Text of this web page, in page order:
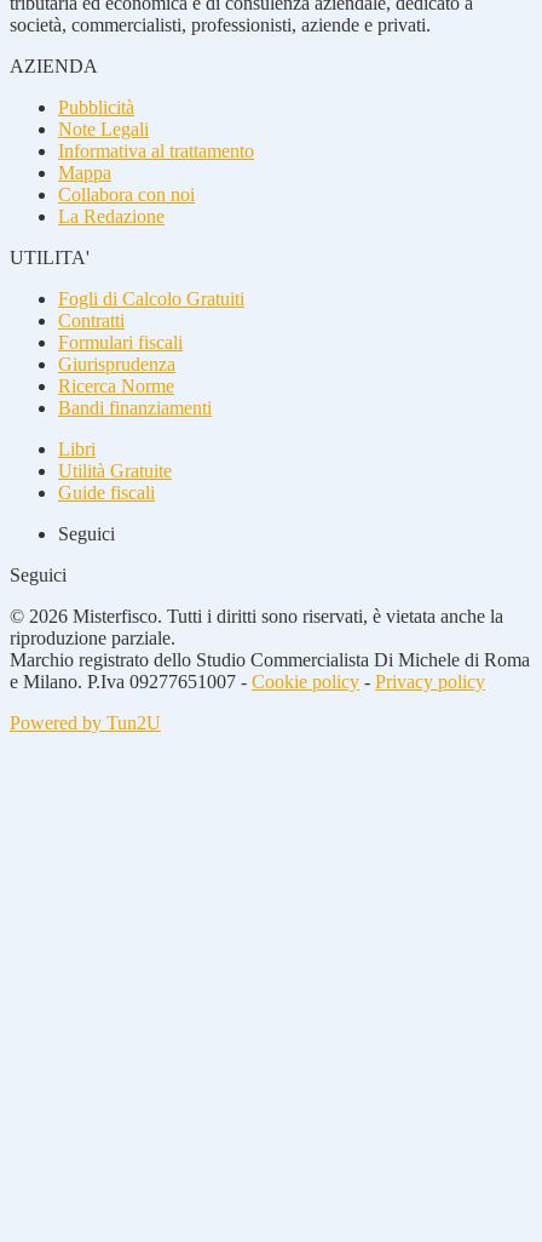
società, commercialisti, professionisti, aziende e privati.
AZIENDA
Pubblicità
Note Legali
Informativa al trattamento
Mappa
Collabora con noi
La Redazione
UTILITA'
Fogli di Calcolo Gratuiti
Contratti
Formulari fiscali
Giurisprudenza
Ricerca Norme
Bandi finanziamenti
Libri
Utilità Gratuite
Guide fiscali
Seguici
Seguici
© 2026 Misterfisco. Tutti i diritti sono riservati, è vietata anche la
riproduzione parziale.
Marchio registrato dello Studio Commercialista Di Michele di Roma
e Milano. P.Iva 09277651007 - Cookie policy - Privacy policy
Powered by Tun2U